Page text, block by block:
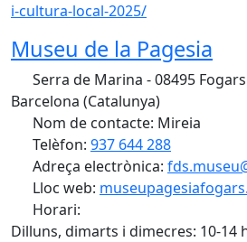
i-cultura-local-2025/
Museu de la Pagesia
Serra de Marina - 08495
Barcelona (Catalunya)
Nom de contacte: Mireia
Telèfon: 937 644 288
Adreça electrònica:
Lloc web:
Horari:
Dilluns, dimarts i dimecres: 10-14